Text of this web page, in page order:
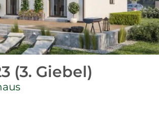
(3. Giebel)